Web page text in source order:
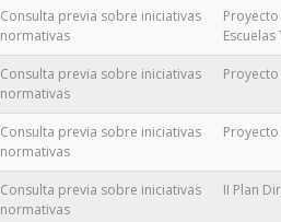
Consulta previa sobre iniciativas
normativas
Consulta previa sobre iniciativas
normativas
Consulta previa sobre iniciativas
normativas
Consulta previa sobre iniciativas
normativas
II Plan